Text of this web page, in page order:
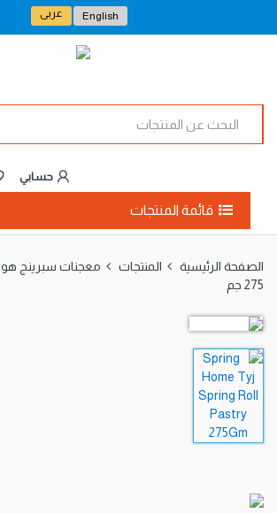
English عربى
ب
ل
ن
ت
ا
ت
حسابي
قائمة المنتجات
الصفحة الرئيسية المنتجات
معجنات سبرينج
275 جم